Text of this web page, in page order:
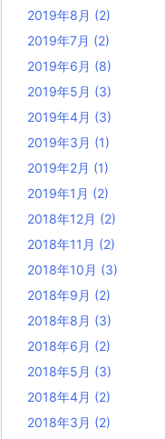
2019年8月 (2)
2019年7月 (2)
2019年6月 (8)
2019年5月 (3)
2019年4月 (3)
2019年3月 (1)
2019年2月 (1)
2019年1月 (2)
2018年12月 (2)
2018年11月 (2)
2018年10月 (3)
2018年9月 (2)
2018年8月 (3)
2018年6月 (2)
2018年5月 (3)
2018年4月 (2)
2018年3月 (2)